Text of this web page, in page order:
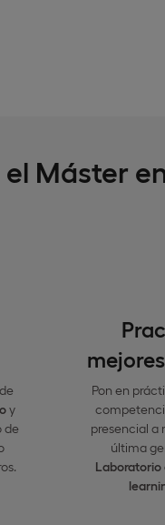
Máster
y
de
Pon en
presencial a
última
Laboratorio